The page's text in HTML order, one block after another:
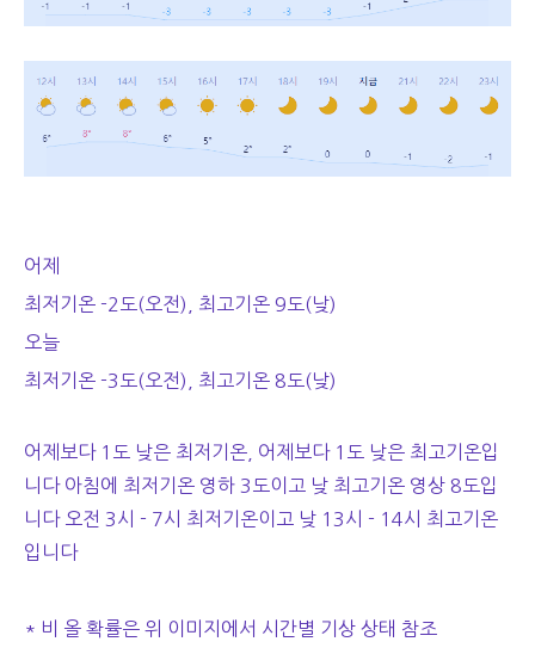
어제
최저기온 -2도(오전), 최고기온 9도(낮)
오늘
최저기온 -3도(오전), 최고기온 8도(낮)
어제보다 1도 낮은 최저기온, 어제보다 1도 낮은 최고기온입
니다 아침에 최저기온 영하 3도이고 낮 최고기온 영상 8도입
니다 오전 3시 - 7시 최저기온이고 낮 13시 - 14시 최고기온
입니다
* 비 올 확률은 위 이미지에서 시간별 기상 상태 참조